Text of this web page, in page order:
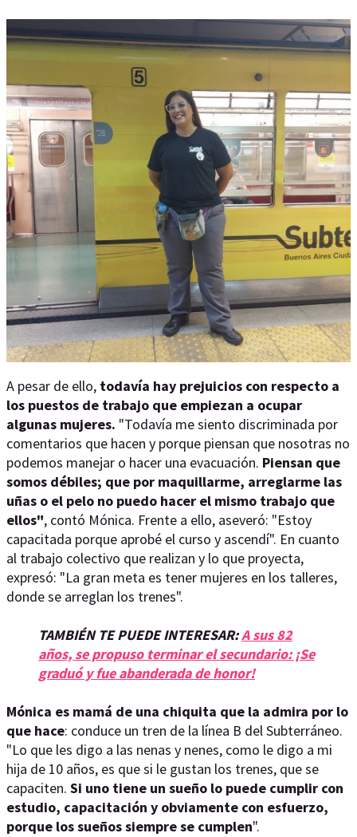
A pesar de ello, todavía hay prejuicios con respecto a
los puestos de trabajo que empiezan a ocupar
algunas mujeres. "Todavía me siento discriminada por
comentarios que hacen y porque piensan que nosotras no
podemos manejar o hacer una evacuación. Piensan que
somos débiles; que por maquillarme, arreglarme las
uñas o el pelo no puedo hacer el mismo trabajo que
ellos", contó Mónica. Frente a ello, aseveró: "Estoy
capacitada porque aprobé el curso y ascendí". En cuanto
al trabajo colectivo que realizan y lo que proyecta,
expresó: "La gran meta es tener mujeres en los talleres,
donde se arreglan los trenes".
TAMBIÉN TE PUEDE INTERESAR:A sus 82
años, se propuso terminar el secundario: ¡Se
graduó y fue abanderada de honor!
Mónica es mamá de una chiquita que la admira por lo
que hace: conduce un tren de la línea B del Subterráneo.
"Lo que les digo a las nenas y nenes, como le digo a mi
hija de 10 años, es que si le gustan los trenes, que se
capaciten. Si uno tiene un sueño lo puede cumplir con
estudio, capacitación y obviamente con esfuerzo,
porque los sueños siempre se cumplen".